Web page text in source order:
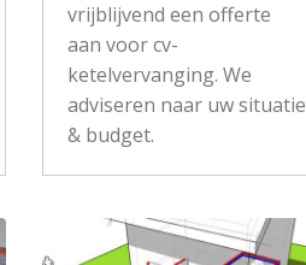
vrijblijvend een offerte
aan voor cv-
ketelvervanging. We
adviseren naar uw situatie
& budget.